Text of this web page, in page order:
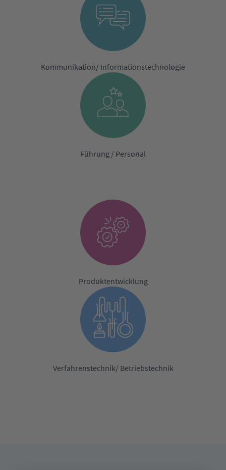
Kommunikation/ Informationstechnologie
Führung / Personal
Produktentwicklung
Verfahrenstechnik/ Betriebstechnik